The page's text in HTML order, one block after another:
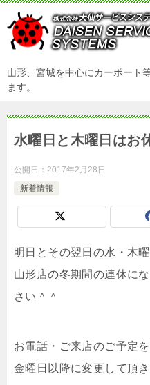
山形、宮城を中心にカーポート
ます。
水曜日と木曜日はお
公開日： 2017年2月28日
新着情報
明日とその翌日の水・木
山形店の冬期間の連休に
さい＾＾
お電話・ご来店のご予定
金曜日以降に変更して頂